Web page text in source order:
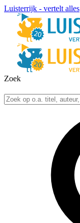
Luisterrijk - vertelt alles
Zoek